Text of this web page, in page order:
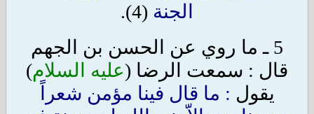
الجنة (4).
5 ـ ما روي عن الحسن بن الجهم
قال : سمعت الرضا (عليه السلام)
يقول : ما قال فينا مؤمن شعراً